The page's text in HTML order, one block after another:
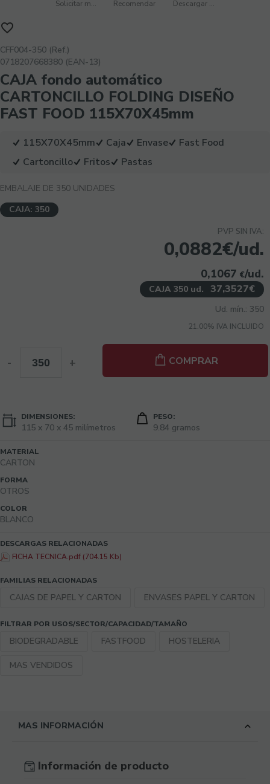
Solicitar más info Recomendar Descargar imágenes
CFF004-350 (Ref.)
0718207668380 (EAN-13)
CAJA fondo automático
CARTONCILLO FOLDING DISEÑO
FAST FOOD 115X70X45mm
115X70X45mm Caja Envase
Fast Food
Cartoncillo
Fritos Pastas
EMBALAJE DE 350 UNIDADES
CAJA: 350
PVP SIN IVA:
0,0882€/ud.
0,1067 €/ud.
CAJA 350 ud. 37,3527€
Ud. mín.: 350
21.00% IVA INCLUIDO
- + COMPRAR
DIMENSIONES:
115 x 70 x 45 milímetros
PESO:
9.84 gramos
MATERIAL
CARTON
FORMA
OTROS
COLOR
BLANCO
DESCARGAS RELACIONADAS
FICHA TECNICA.pdf (704.15 Kb)
FAMILIAS RELACIONADAS
CAJAS DE PAPEL Y CARTON ENVASES PAPEL Y CARTON
FILTRAR POR USOS/SECTOR/CAPACIDAD/TAMAÑO
BIODEGRADABLE FASTFOOD HOSTELERIA
MAS VENDIDOS
MAS INFORMACIÓN
Información de producto